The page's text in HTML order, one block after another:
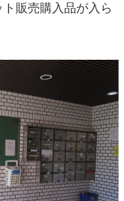
販売購入品が入ら